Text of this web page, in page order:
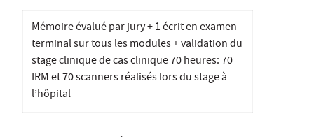
Mémoire évalué par jury + 1 écrit en examen
terminal sur tous les modules + validation du
stage clinique de cas clinique 70 heures: 70
IRM et 70 scanners réalisés lors du stage à
l’hôpital